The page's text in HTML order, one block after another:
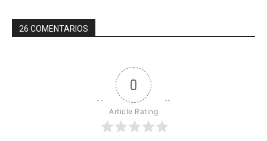
26 COMENTARIOS
0
Article Rating